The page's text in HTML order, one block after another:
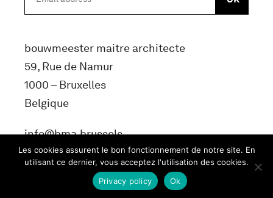
bouwmeester maitre architecte
59, Rue de Namur
1000 – Bruxelles
Belgique
info@bma.brussels
Les cookies assurent le bon fonctionnement de notre site. En
utilisant ce dernier, vous acceptez l'utilisation des cookies.
Ok
Privacy policy